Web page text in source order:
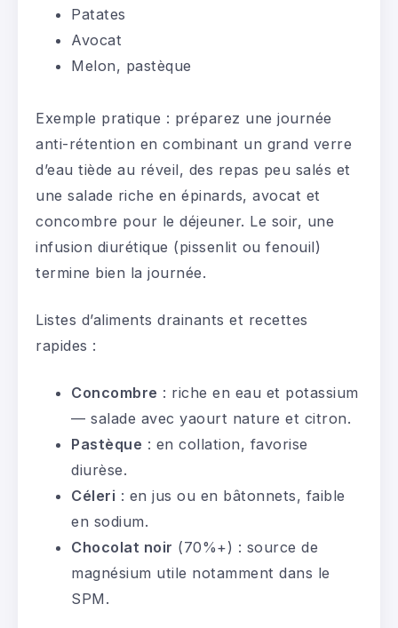
Patates
Avocat
Melon, pastèque
Exemple pratique : préparez une journée
anti-rétention en combinant un grand verre
d’eau tiède au réveil, des repas peu salés et
une salade riche en épinards, avocat et
concombre pour le déjeuner. Le soir, une
infusion diurétique (pissenlit ou fenouil)
termine bien la journée.
Listes d’aliments drainants et recettes
rapides :
Concombre : riche en eau et potassium
— salade avec yaourt nature et citron.
Pastèque : en collation, favorise
diurèse.
Céleri : en jus ou en bâtonnets, faible
en sodium.
Chocolat noir (70%+) : source de
magnésium utile notamment dans le
SPM.